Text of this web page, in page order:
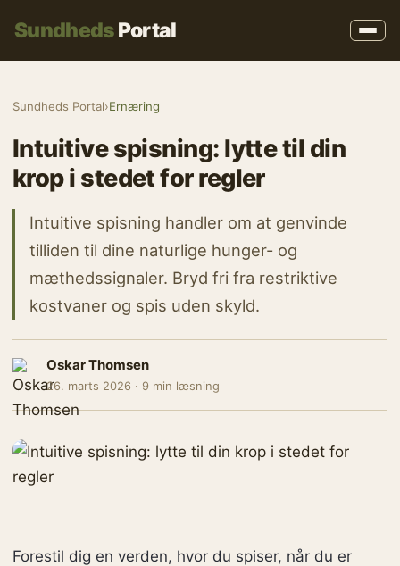
SundhedsPortal
Sundheds Portal›Ernæring
Intuitive spisning: lytte til din
krop i stedet for regler
Intuitive spisning handler om at genvinde
tilliden til dine naturlige hunger- og
mæthedssignaler. Bryd fri fra restriktive
kostvaner og spis uden skyld.
Oskar Thomsen
26. marts 2026 · 9 min læsning
Forestil dig en verden, hvor du spiser, når du er